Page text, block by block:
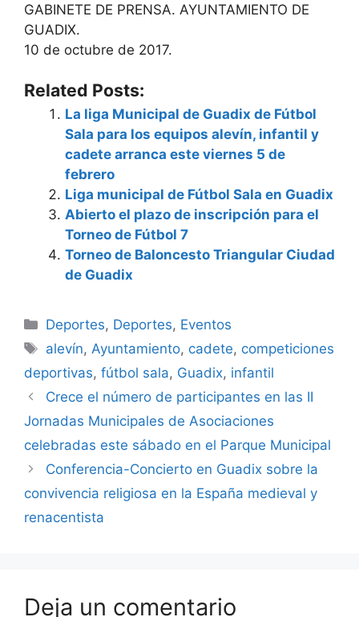
GABINETE DE PRENSA. AYUNTAMIENTO DE
GUADIX.
10 de octubre de 2017.
Related Posts:
La liga Municipal de Guadix de Fútbol
Sala para los equipos alevín, infantil y
cadete arranca este viernes 5 de
febrero
Liga municipal de Fútbol Sala en Guadix
Abierto el plazo de inscripción para el
Torneo de Fútbol 7
Torneo de Baloncesto Triangular Ciudad
de Guadix
Categorías
Deportes, Deportes, Eventos
Etiquetas
alevín,Ayuntamiento, cadete, competiciones
deportivas, fútbol sala, Guadix, infantil
Crece el número de participantes en las II
Jornadas Municipales de Asociaciones
celebradas este sábado en el Parque Municipal
Conferencia-Concierto en Guadix sobre la
convivencia religiosa en la España medieval y
renacentista
Deja un comentario